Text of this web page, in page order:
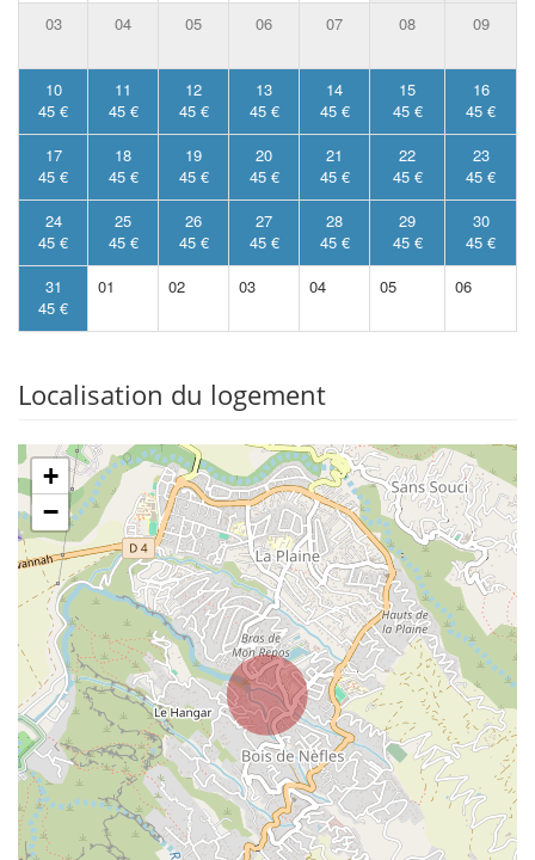
03 04 05 06 07 08 09
10
45 €
11
45 €
12
45 €
13
45 €
14
45 €
15
45 €
16
45 €
17
45 €
18
45 €
19
45 €
20
45 €
21
45 €
22
45 €
23
45 €
24
45 €
25
45 €
26
45 €
27
45 €
28
45 €
29
45 €
30
45 €
31
45 €
01 02 03 04 05 06
Localisation du logement
+
−